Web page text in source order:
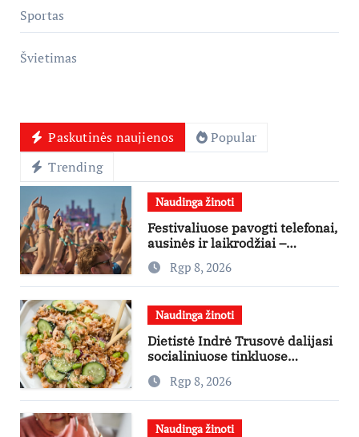
Sportas
Švietimas
Paskutinės naujienos
Popular
Trending
Naudinga žinoti
Festivaliuose pavogti telefonai,
ausinės ir laikrodžiai –
ekspertai primena apie
didžiausias finansines rizikas
Rgp 8, 2026
Naudinga žinoti
Dietistė Indrė Trusovė dalijasi
socialiniuose tinkluose
išpopuliarėjusiu lašišos salotų
receptuRgp 8, 2026
Naudinga žinoti